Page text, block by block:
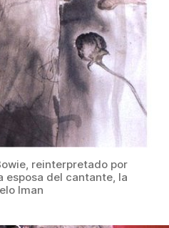
reinterpretado por
esposa del cantante, la
Iman